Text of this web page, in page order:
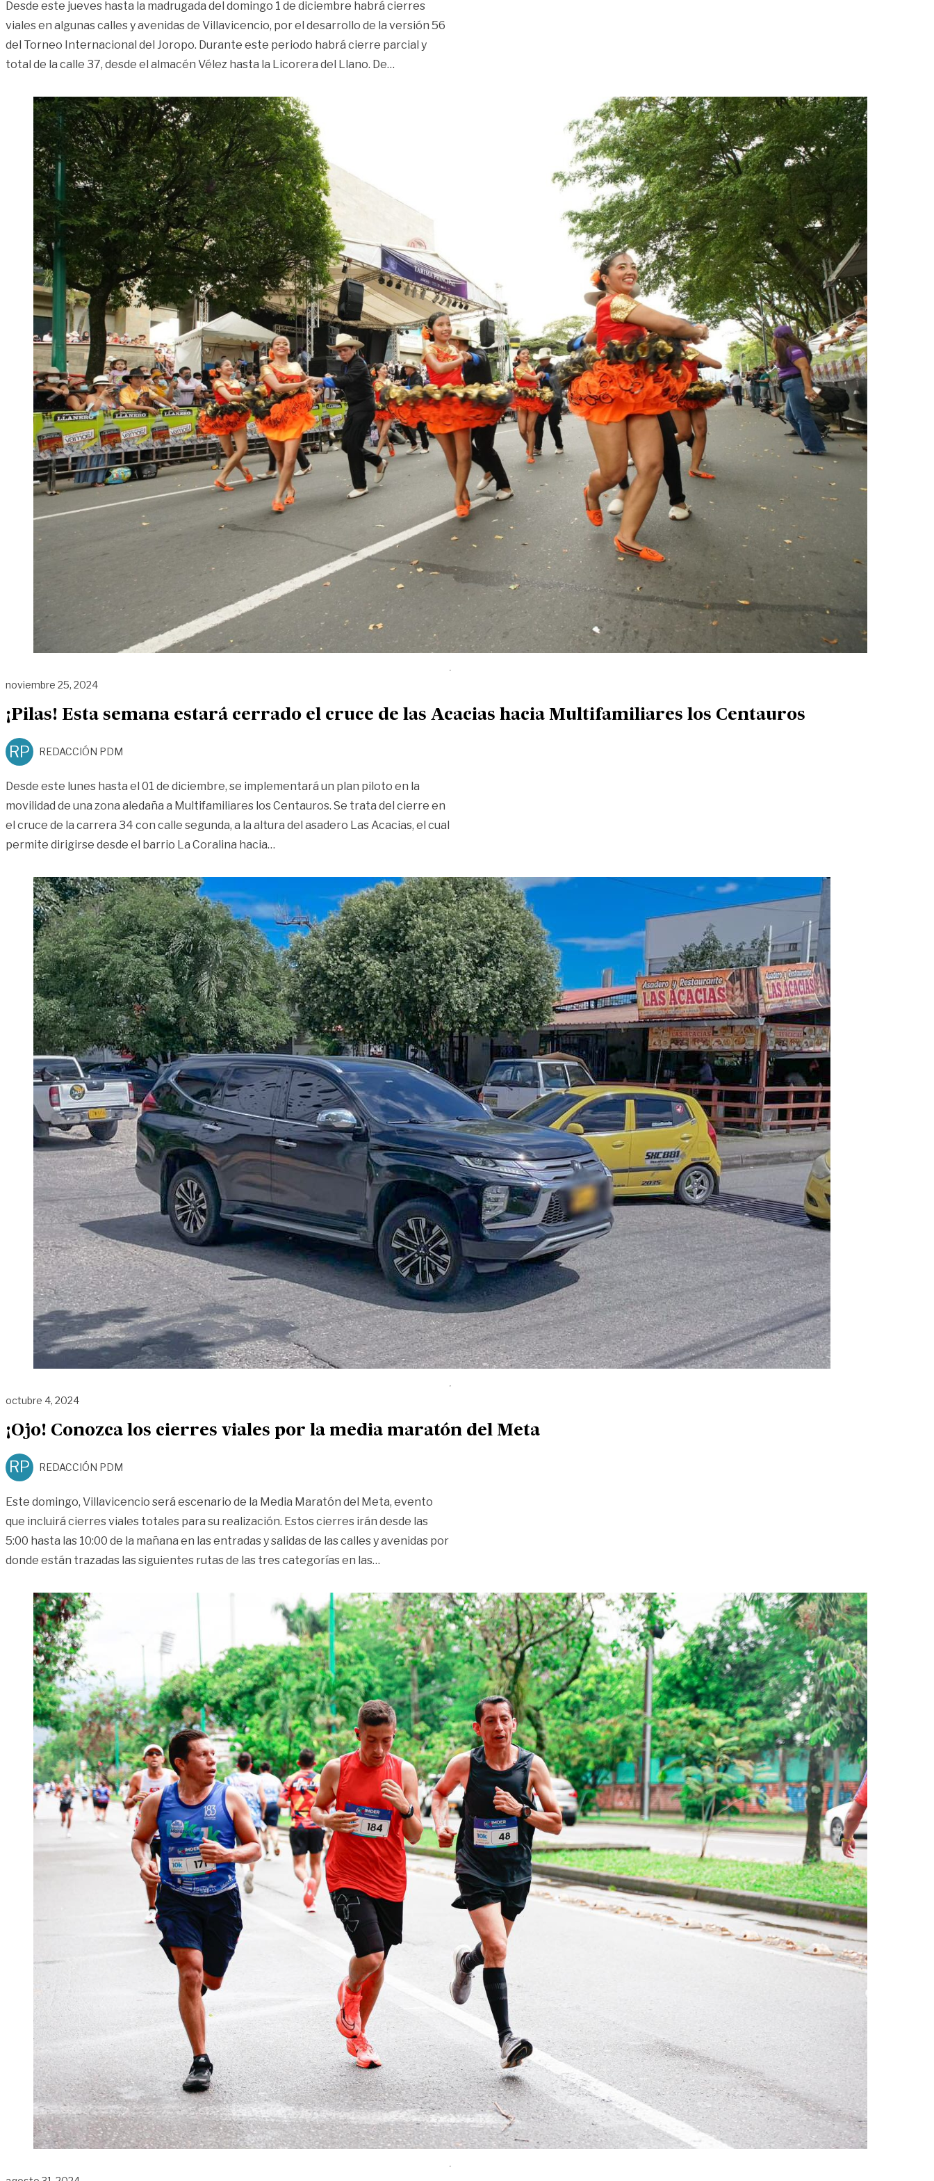
Desde este jueves hasta la madrugada del domingo 1 de diciembre habrá cierres
viales en algunas calles y avenidas de Villavicencio, por el desarrollo de la versión 56
del Torneo Internacional del Joropo. Durante este periodo habrá cierre parcial y
total de la calle 37, desde el almacén Vélez hasta la Licorera del Llano. De…
noviembre 25, 2024
¡Pilas! Esta semana estará cerrado el cruce de las Acacias hacia Multifamiliares los Centauros
RP REDACCIÓN PDM
Desde este lunes hasta el 01 de diciembre, se implementará un plan piloto en la
movilidad de una zona aledaña a Multifamiliares los Centauros. Se trata del cierre en
el cruce de la carrera 34 con calle segunda, a la altura del asadero Las Acacias, el cual
permite dirigirse desde el barrio La Coralina hacia…
octubre 4, 2024
¡Ojo! Conozca los cierres viales por la media maratón del Meta
RP REDACCIÓN PDM
Este domingo, Villavicencio será escenario de la Media Maratón del Meta, evento
que incluirá cierres viales totales para su realización. Estos cierres irán desde las
5:00 hasta las 10:00 de la mañana en las entradas y salidas de las calles y avenidas por
donde están trazadas las siguientes rutas de las tres categorías en las…